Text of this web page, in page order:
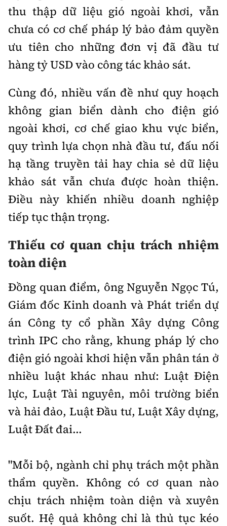
thu thập dữ liệu gió ngoài khơi, vẫn
chưa có cơ chế pháp lý bảo đảm quyền
ưu tiên cho những đơn vị đã đầu tư
hàng tỷ USD vào công tác khảo sát.
Cùng đó, nhiều vấn đề như quy hoạch
không gian biển dành cho điện gió
ngoài khơi, cơ chế giao khu vực biển,
quy trình lựa chọn nhà đầu tư, đấu nối
hạ tầng truyền tải hay chia sẻ dữ liệu
khảo sát vẫn chưa được hoàn thiện.
Điều này khiến nhiều doanh nghiệp
tiếp tục thận trọng.
Thiếu cơ quan chịu trách nhiệm
toàn diện
Đồng quan điểm, ông Nguyễn Ngọc Tú,
Giám đốc Kinh doanh và Phát triển dự
án Công ty cổ phần Xây dựng Công
trình IPC cho rằng, khung pháp lý cho
điện gió ngoài khơi hiện vẫn phân tán ở
nhiều luật khác nhau như: Luật Điện
lực, Luật Tài nguyên, môi trường biển
và hải đảo, Luật Đầu tư, Luật Xây dựng,
Luật Đất đai...
"Mỗi bộ, ngành chỉ phụ trách một phần
thẩm quyền. Không có cơ quan nào
chịu trách nhiệm toàn diện và xuyên
suốt. Hệ quả không chỉ là thủ tục kéo